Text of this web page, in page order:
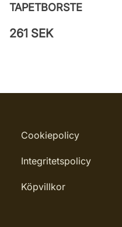
TAPETBORSTE
261 SEK
Cookiepolicy
Integritetspolicy
Köpvillkor